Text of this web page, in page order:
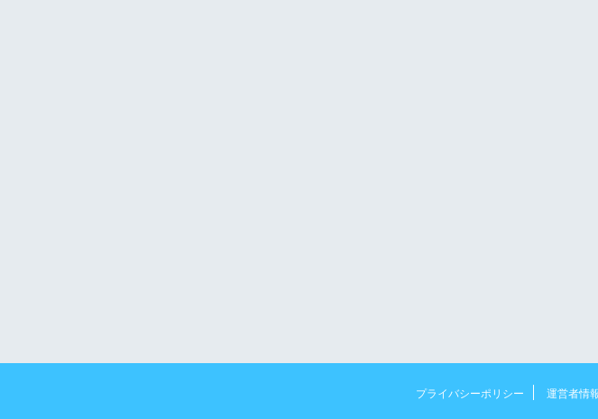
プライバシーポリシー 運営者情